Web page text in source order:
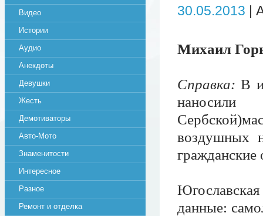
30.05.2013 |
Михаил
Справка: В
наносили
воздушных
гражданские
Югославская
данные:
Видео
Истории
Аудио
Анекдоты
Девушки
Жесть
Демотиваторы
Авто-Мото
Знаменитости
Интересное
Разное
Ремонт и отделка